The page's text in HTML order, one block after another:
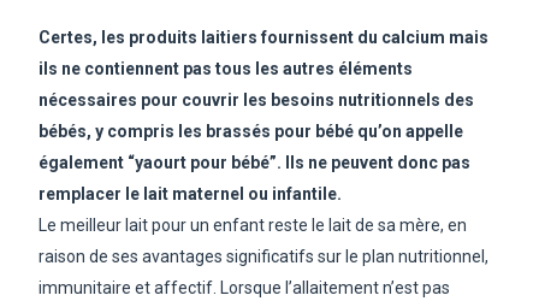
Certes, les produits laitiers fournissent du calcium mais
ils ne contiennent pas tous les autres éléments
nécessaires pour couvrir les besoins nutritionnels des
bébés, y compris les brassés pour bébé qu’on appelle
également “yaourt pour bébé”. Ils ne peuvent donc pas
remplacer le lait maternel ou infantile.
Le meilleur lait pour un enfant reste le lait de sa mère, en
raison de ses avantages significatifs sur le plan nutritionnel,
immunitaire et affectif. Lorsque l’allaitement n’est pas